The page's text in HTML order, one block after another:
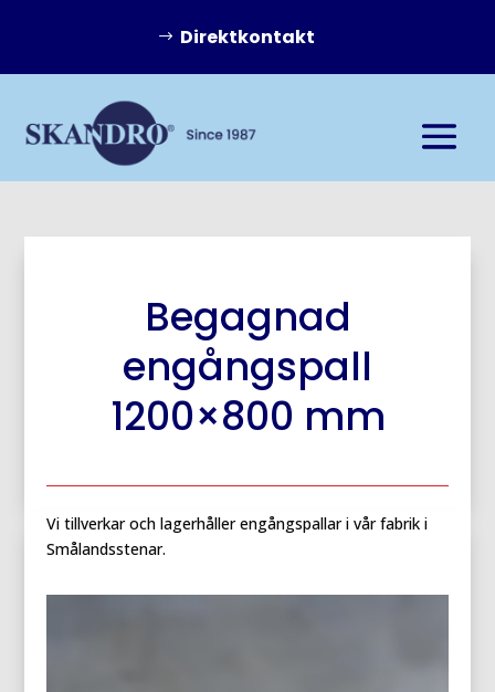
Direktkontakt
Begagnad
engångspall
1200×800 mm
Vi tillverkar och lagerhåller engångspallar i vår fabrik i
Smålandsstenar.